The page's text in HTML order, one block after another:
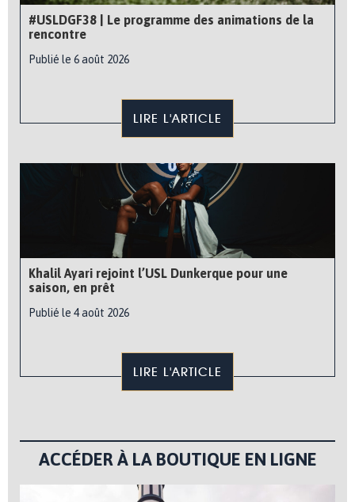
#USLDGF38 | Le programme des animations de la
rencontre
Publié le 6 août 2026
LIRE L'ARTICLE
Khalil Ayari rejoint l’USL Dunkerque pour une
saison, en prêt
Publié le 4 août 2026
LIRE L'ARTICLE
ACCÉDER À LA BOUTIQUE EN LIGNE